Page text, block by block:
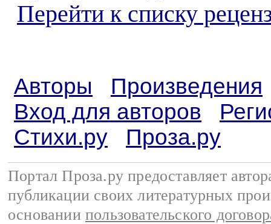
Перейти к списку
Авторы
Произведения
Вход для авторов
Стихи.ру
Проза.ру
Портал Проза.ру предоставляет
публикации своих литературных
основании пользовательского